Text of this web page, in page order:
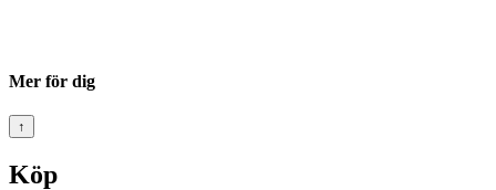
Mer för dig
↑
Köp